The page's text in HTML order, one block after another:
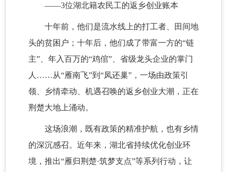
——3位湖北籍农民工的返乡创业账本
十年前，他们是流水线上的打工者、田间地
头的贫困户；十年后，他们成了带富一方的“链
主”、年入百万的“鸡倌”、省级龙头企业的掌门
人……从“雁南飞”到“凤还巢”，一场由政策引
领、乡情牵动、机遇召唤的返乡创业大潮，正在
荆楚大地上涌动。
这场浪潮，既有政策的精准护航，也有乡情
的深沉感召。近年来，湖北省持续优化创业环
境，推出“雁归荆楚·筑梦支点”等系列行动，让